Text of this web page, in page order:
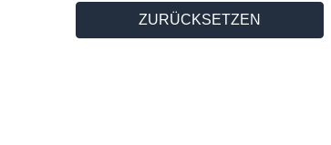
ZURÜCKSETZEN